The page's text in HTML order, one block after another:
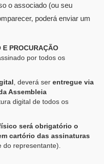
o associado (ou seu
poderá enviar um
E PROCURAÇÃO
por todos os
, deverá ser entregue via
Assembleia
digital de todos os
será obrigatório o
cartório das assinaturas
representante).